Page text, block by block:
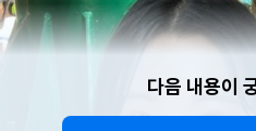
다음 내용이